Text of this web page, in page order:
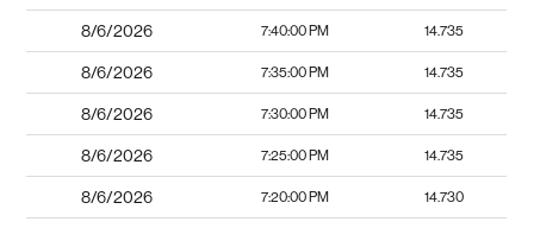
8/6/2026 7:40:00 PM 14.735
8/6/2026 7:35:00 PM 14.735
8/6/2026 7:30:00 PM 14.735
8/6/2026 7:25:00 PM 14.735
8/6/2026 7:20:00 PM 14.730